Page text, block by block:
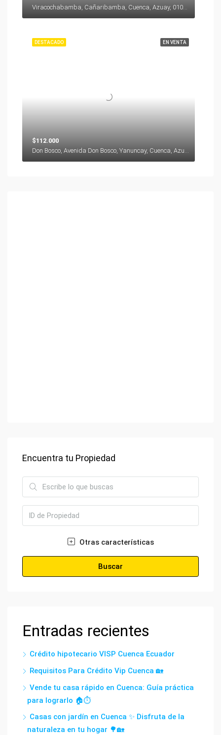
EN VENTA
DESTACADO
$112.000
Don Bosco, Avenida Don Bosco, Yanuncay, Cuenca, Azuay, 000000, Ecuador
Encuentra tu Propiedad
Otras características
Buscar
Entradas recientes
Crédito hipotecario VISP Cuenca Ecuador
Requisitos Para Crédito Vip Cuenca 🏡
Vende tu casa rápido en Cuenca: Guía práctica
para lograrlo 🏠⏱️
Casas con jardín en Cuenca ✨ Disfruta de la
naturaleza en tu hogar 🌳🏡